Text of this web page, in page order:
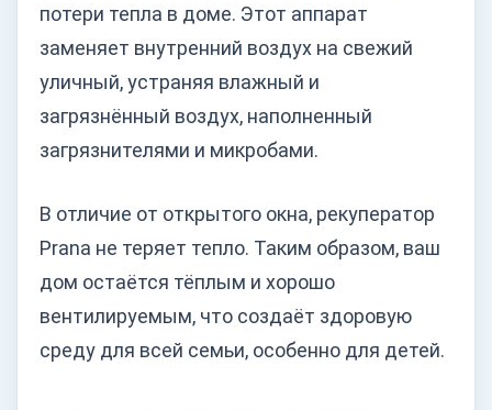
потери тепла в доме. Этот аппарат
заменяет внутренний воздух на свежий
уличный, устраняя влажный и
загрязнённый воздух, наполненный
загрязнителями и микробами.
В отличие от открытого окна, рекуператор
Prana не теряет тепло. Таким образом, ваш
дом остаётся тёплым и хорошо
вентилируемым, что создаёт здоровую
среду для всей семьи, особенно для детей.